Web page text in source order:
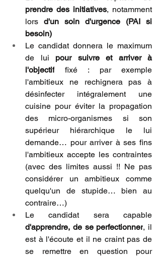
prendre des initiatives, notamment
lors d'un soin d'urgence (PAI si
besoin)
Le candidat donnera le maximum
de lui pour suivre et arriver à
l'objectif fixé : par exemple
l'ambitieux ne rechignera pas à
désinfecter intégralement une
cuisine pour éviter la propagation
des micro-organismes si son
supérieur hiérarchique le lui
demande… pour arriver à ses fins
l'ambitieux accepte les contraintes
(avec des limites aussi !! Ne pas
considérer un ambitieux comme
quelqu'un de stupide… bien au
contraire…)
d'apprendre, de se perfectionner, il
est à l'écoute et il ne craint pas de
se remettre en question pour